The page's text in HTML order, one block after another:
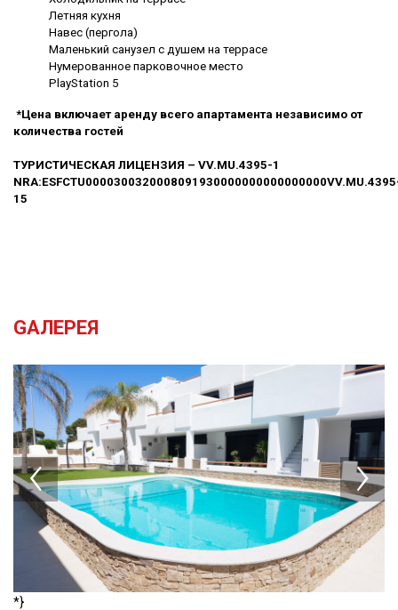
Летняя кухня
Навес (пергола)
Маленький санузел с душем на террасе
Нумерованное парковочное место
PlayStation 5
*Цена включает аренду всего апартамента независимо от
количества гостей
ТУРИСТИЧЕСКАЯ ЛИЦЕНЗИЯ – VV.MU.4395-1
15
GАЛЕРЕЯ
*}